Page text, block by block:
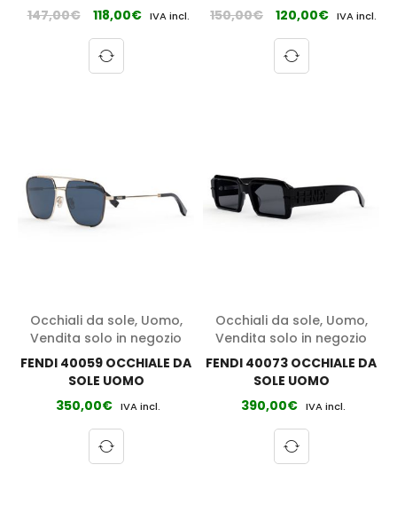
147,00€ 118,00€ IVA incl.
150,00€ 120,00€ IVA incl.
Occhiali da sole, Uomo,
Vendita solo in negozio
FENDI 40059 OCCHIALE DA
SOLE UOMO
350,00€ IVA incl.
Occhiali da sole, Uomo,
Vendita solo in negozio
FENDI 40073 OCCHIALE DA
SOLE UOMO
390,00€ IVA incl.